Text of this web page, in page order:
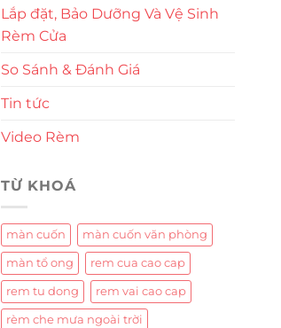
Lắp đặt, Bảo Dưỡng Và Vệ Sinh
Rèm Cửa
So Sánh & Đánh Giá
Tin tức
Video Rèm
TỪ KHOÁ
màn cuốn màn cuốn văn phòng
màn tổ ong rem cua cao cap
rem tu dong rem vai cao cap
rèm che mưa ngoài trời